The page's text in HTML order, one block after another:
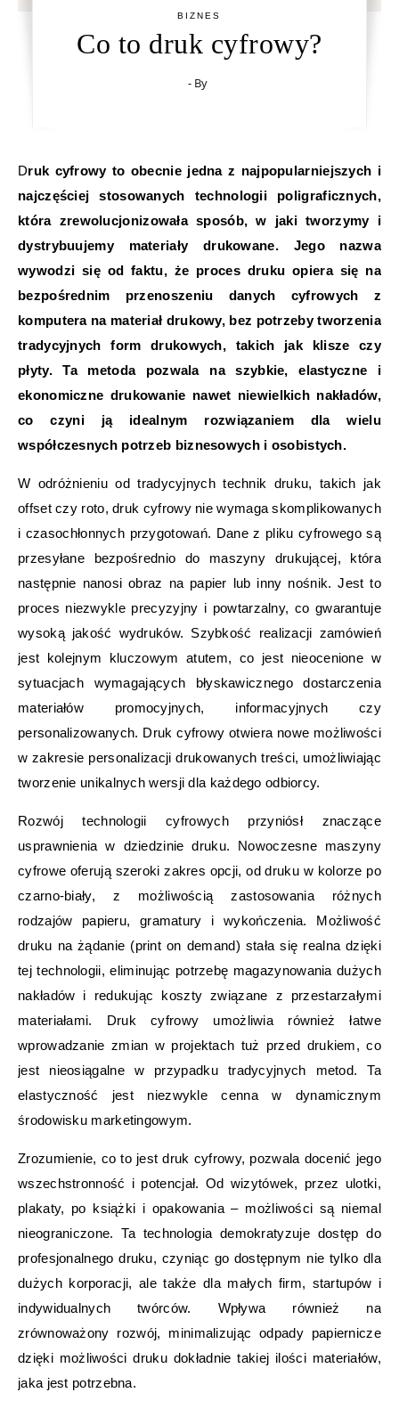
BIZNES
Co to druk cyfrowy?
- By
Druk cyfrowy to obecnie jedna z najpopularniejszych i
najczęściej stosowanych technologii poligraficznych,
która zrewolucjonizowała sposób, w jaki tworzymy i
dystrybuujemy materiały drukowane. Jego nazwa
wywodzi się od faktu, że proces druku opiera się na
bezpośrednim przenoszeniu danych cyfrowych z
komputera na materiał drukowy, bez potrzeby tworzenia
tradycyjnych form drukowych, takich jak klisze czy
płyty. Ta metoda pozwala na szybkie, elastyczne i
ekonomiczne drukowanie nawet niewielkich nakładów,
co czyni ją idealnym rozwiązaniem dla wielu
współczesnych potrzeb biznesowych i osobistych.
W odróżnieniu od tradycyjnych technik druku, takich jak
offset czy roto, druk cyfrowy nie wymaga skomplikowanych
i czasochłonnych przygotowań. Dane z pliku cyfrowego są
przesyłane bezpośrednio do maszyny drukującej, która
następnie nanosi obraz na papier lub inny nośnik. Jest to
proces niezwykle precyzyjny i powtarzalny, co gwarantuje
wysoką jakość wydruków. Szybkość realizacji zamówień
jest kolejnym kluczowym atutem, co jest nieocenione w
sytuacjach wymagających błyskawicznego dostarczenia
materiałów promocyjnych, informacyjnych czy
personalizowanych. Druk cyfrowy otwiera nowe możliwości
w zakresie personalizacji drukowanych treści, umożliwiając
tworzenie unikalnych wersji dla każdego odbiorcy.
Rozwój technologii cyfrowych przyniósł znaczące
usprawnienia w dziedzinie druku. Nowoczesne maszyny
cyfrowe oferują szeroki zakres opcji, od druku w kolorze po
czarno-biały, z możliwością zastosowania różnych
rodzajów papieru, gramatury i wykończenia. Możliwość
druku na żądanie (print on demand) stała się realna dzięki
tej technologii, eliminując potrzebę magazynowania dużych
nakładów i redukując koszty związane z przestarzałymi
materiałami. Druk cyfrowy umożliwia również łatwe
wprowadzanie zmian w projektach tuż przed drukiem, co
jest nieosiągalne w przypadku tradycyjnych metod. Ta
elastyczność jest niezwykle cenna w dynamicznym
środowisku marketingowym.
Zrozumienie, co to jest druk cyfrowy, pozwala docenić jego
wszechstronność i potencjał. Od wizytówek, przez ulotki,
plakaty, po książki i opakowania – możliwości są niemal
nieograniczone. Ta technologia demokratyzuje dostęp do
profesjonalnego druku, czyniąc go dostępnym nie tylko dla
dużych korporacji, ale także dla małych firm, startupów i
indywidualnych twórców. Wpływa również na
zrównoważony rozwój, minimalizując odpady papiernicze
dzięki możliwości druku dokładnie takiej ilości materiałów,
jaka jest potrzebna.